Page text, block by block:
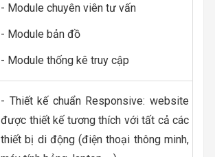
- Module chuyên viên tư vấn
- Module bản đồ
- Module thống kê truy cập
- Thiết kế chuẩn Responsive: website
được thiết kế tương thích với tất cả các
thiết bị di động (điện thoại thông minh,